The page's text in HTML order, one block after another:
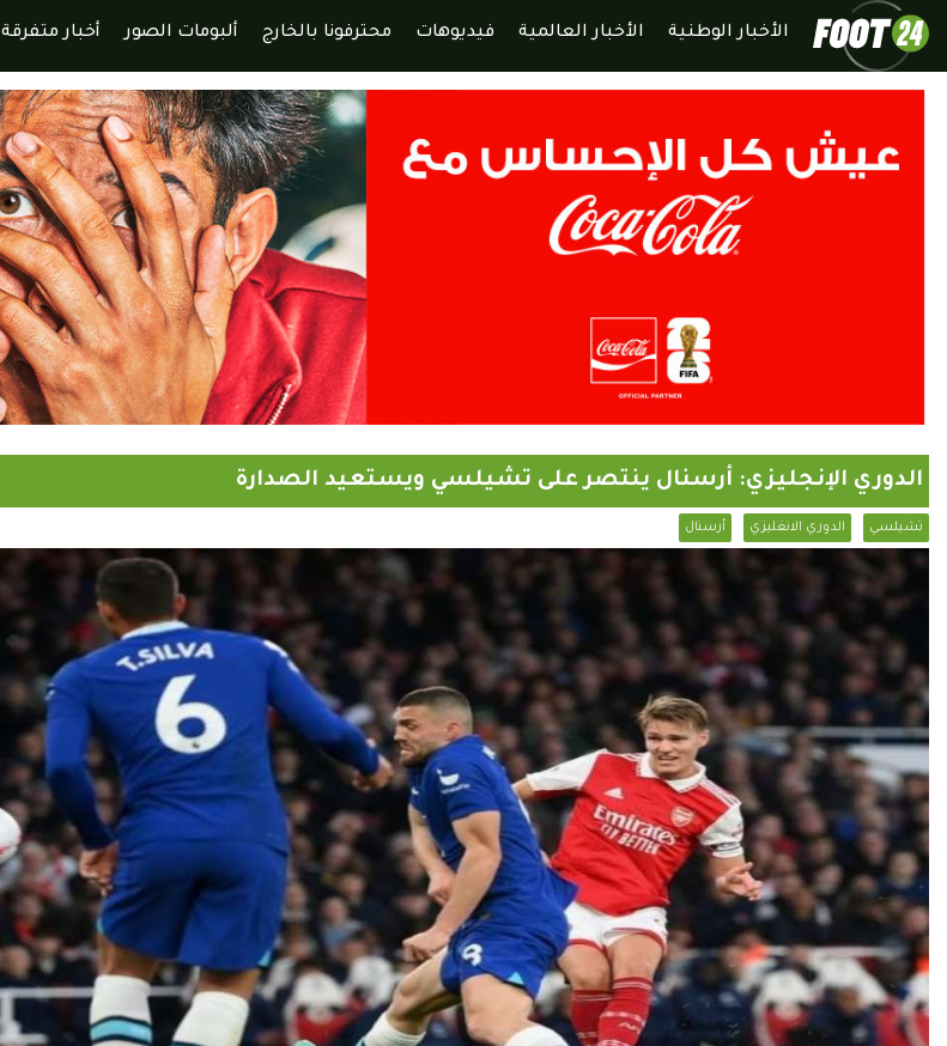
الأخبار الوطنية الأخبار العالمية فيديوهات محترفونا بالخارج ألبومات الصور أخبار متفرقة
الدوري الإنجليزي: أرسنال ينتصر على تشيلسي ويستعيد الصدارة
تشيلسي الدوري الانغليزي أرسنال